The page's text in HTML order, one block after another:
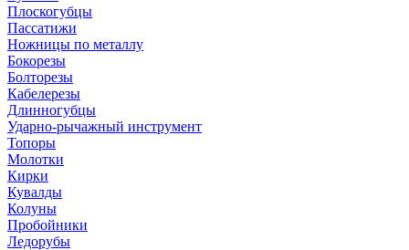
Плоскогубцы
Пассатижи
Ножницы по металлу
Бокорезы
Болторезы
Кабелерезы
Длинногубцы
Ударно-рычажный инструмент
Топоры
Молотки
Кирки
Кувалды
Колуны
Пробойники
Ледорубы